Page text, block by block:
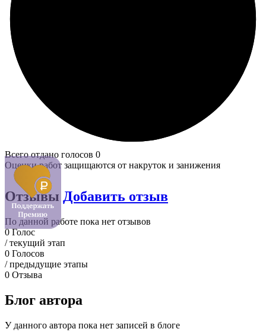
Всего отдано голосов 0
Оценки работ защищаются от накруток и занижения
Отзывы Добавить отзыв
По данной работе пока нет отзывов
0 Голос
/ текущий этап
0 Голосов
/ предыдущие этапы
0 Отзыва
Блог автора
У данного автора пока нет записей в блоге